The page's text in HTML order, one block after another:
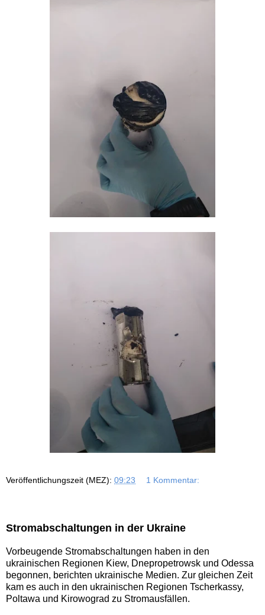
Veröffentlichungszeit (MEZ): 09:23 1 Kommentar:
Stromabschaltungen in der Ukraine
Vorbeugende Stromabschaltungen haben in den
ukrainischen Regionen Kiew, Dnepropetrowsk und Odessa
begonnen, berichten ukrainische Medien. Zur gleichen Zeit
kam es auch in den ukrainischen Regionen Tscherkassy,
Poltawa und Kirowograd zu Stromausfällen.